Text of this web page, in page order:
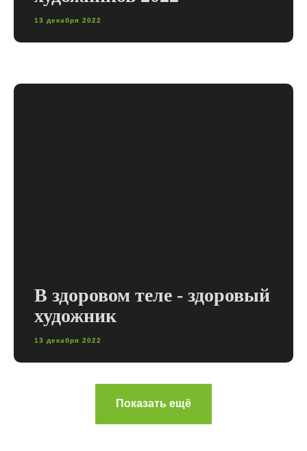
13 декабря 2022
В здоровом теле - здоровый
художник
13 декабря 2022
Показать ещё